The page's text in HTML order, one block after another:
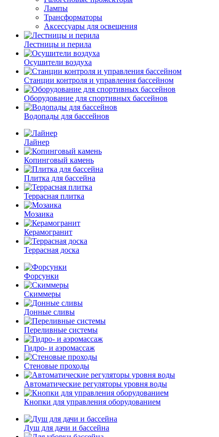
Лампы
Трансформаторы
Аксессуары для освещения
Лестницы и перила
Осушители воздуха
Станции контроля и управления бассейном
Оборудование для спортивных бассейнов
Водопады для бассейнов
Лайнер
Копинговый камень
Плитка для бассейна
Террасная плитка
Мозаика
Керамогранит
Террасная доска
Форсунки
Скиммеры
Донные сливы
Переливные системы
Гидро- и аэромассаж
Стеновые проходы
Автоматические регуляторы уровня воды
Кнопки для управления оборудованием
Душ для дачи и бассейна